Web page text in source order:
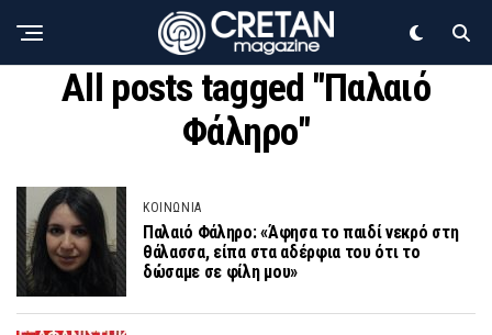
All posts tagged "Παλαιό
Φάληρο"
ΚΟΙΝΩΝΙΑ
Παλαιό Φάληρο: «Άφησα το παιδί νεκρό στη
θάλασσα, είπα στα αδέρφια του ότι το
δώσαμε σε φίλη μου»